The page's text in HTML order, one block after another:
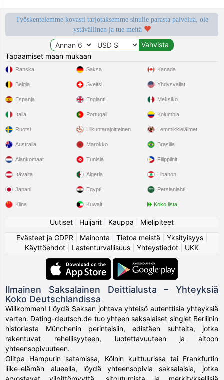
Työskentelemme kovasti tarjotaksemme sinulle parasta palvelua, ole
ystävällinen ja tue meitä
Tapaamiset maan mukaan
Ranska
Belgia
Espanja
Italia
Ruotsi
Saksa
Sveitsi
Englanti
Portugali
Liikuntarajoitteinen
Kanada
Yhdysvallat
Meksiko
Kolumbia
Lemmikkieläimet
Australia
Alankomaat
Itävalta
Japani
Kiina
Marokko
Tunisia
Algeria
Egypti
Kuwait
Brasilia
Filippiinit
Libanon
Persianlahti
Koko lista
Uutiset Huijarit Kauppa
Mielipiteet
Evästeet ja GDPR
Mainonta Tietoa meistä Yksityisyys|
Käyttöehdot
Lastenturvallisuus Yhteystiedot UKK
Ilmainen Saksalainen Deittialusta – Yhteyksiä
Koko Deutschlandissa
Willkommen! Löydä Saksan johtava yhteisö autenttisia yhteyksiä
varten. Dating-deutsch.de tuo yhteen saksalaiset singlet Berliinin
historiasta Münchenin perinteisiin, edistäen suhteita, jotka
rakentuvat rehellisyyteen, luotettavuuteen ja aitoon
yhteensopivuuteen.
Olitpa Hampurin satamissa, Kölnin kulttuurissa tai Frankfurtin
liike-elämän alueella, löydä yhteensopivia saksalaisia, jotka